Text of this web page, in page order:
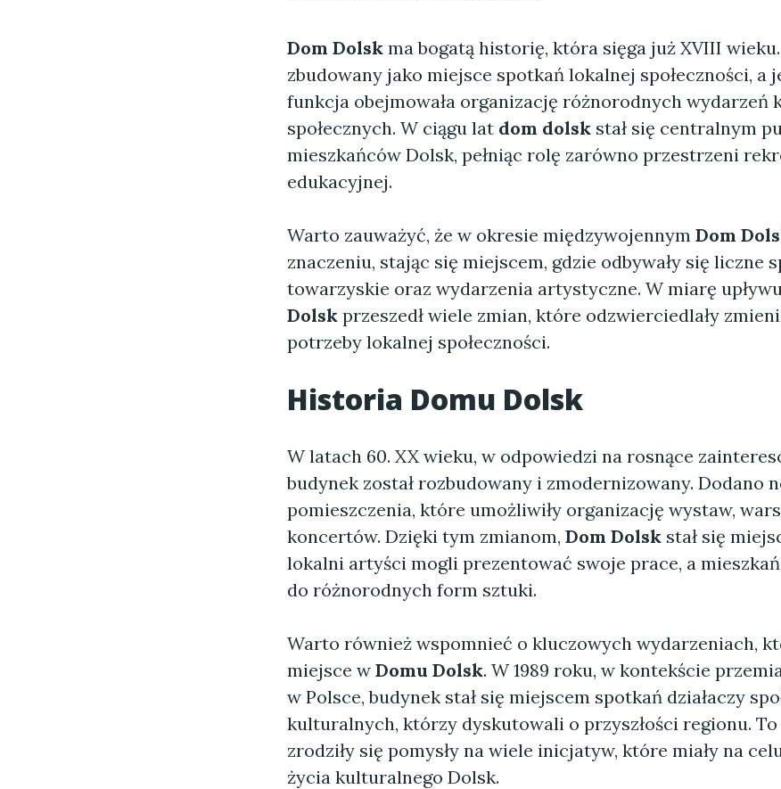
Dom Dolsk ma bogatą historię, która sięga już XVIII wieku.
zbudowany jako miejsce spotkań lokalnej społeczności, a
funkcja obejmowała organizację różnorodnych wydarzeń
społecznych. W ciągu lat dom dolsk stał się centralnym
mieszkańców Dolsk, pełniąc rolę zarówno przestrzeni
edukacyjnej.
Warto zauważyć, że w okresie międzywojennym Dom
znaczeniu, stając się miejscem, gdzie odbywały się liczne
towarzyskie oraz wydarzenia artystyczne. W miarę
Dolsk przeszedł wiele zmian, które odzwierciedlały
potrzeby lokalnej społeczności.
Historia Domu Dolsk
W latach 60. XX wieku, w odpowiedzi na rosnące
budynek został rozbudowany i zmodernizowany. Dodano
pomieszczenia, które umożliwiły organizację wystaw,
koncertów. Dzięki tym zmianom, Dom Dolsk stał się
lokalni artyści mogli prezentować swoje prace, a
do różnorodnych form sztuki.
Warto również wspomnieć o kluczowych wydarzeniach,
miejsce w Domu Dolsk. W 1989 roku, w kontekście
w Polsce, budynek stał się miejscem spotkań działaczy
kulturalnych, którzy dyskutowali o przyszłości regionu. To
zrodziły się pomysły na wiele inicjatyw, które miały na
życia kulturalnego Dolsk.